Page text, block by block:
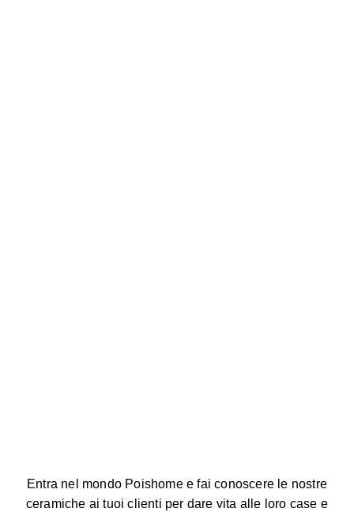
Entra nel mondo Poishome e fai conoscere le nostre
ceramiche ai tuoi clienti per dare vita alle loro case e